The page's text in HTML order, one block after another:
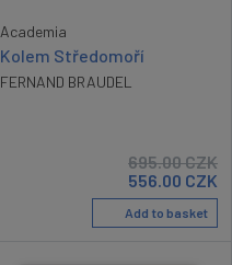
Academia
Kolem Středomoří
FERNAND BRAUDEL
695.00CZK
556.00 CZK
Add to basket